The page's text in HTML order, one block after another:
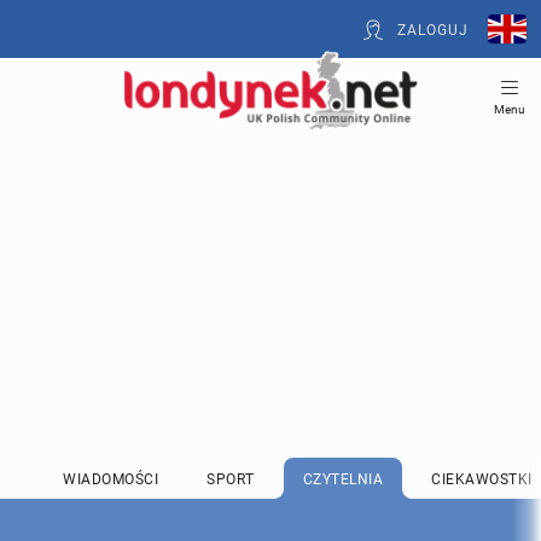
ZALOGUJ
Menu
WIADOMOŚCI SPORT CZYTELNIA CIEKAWOSTKI